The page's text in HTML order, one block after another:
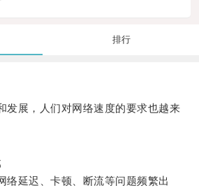
排行
展，人们对网络速度的要求也越来
延迟、卡顿、断流等问题频繁出